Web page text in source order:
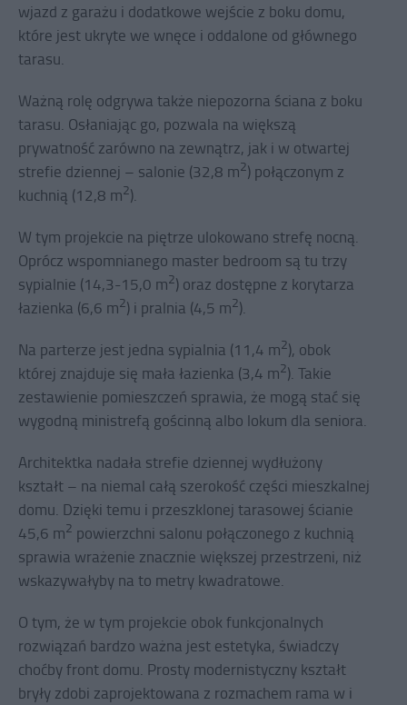
wjazd z garażu i dodatkowe wejście z boku domu,
które jest ukryte we wnęce i oddalone od głównego
tarasu.
Ważną rolę odgrywa także niepozorna ściana z boku
tarasu. Osłaniając go, pozwala na większą
prywatność zarówno na zewnątrz, jak i w otwartej
strefie dziennej – salonie (32,8 m2) połączonym z
kuchnią (12,8 m2).
W tym projekcie na piętrze ulokowano strefę nocną.
Oprócz wspomnianego master bedroom są tu trzy
sypialnie (14,3-15,0 m2) oraz dostępne z korytarza
łazienka (6,6 m2) i pralnia (4,5 m2).
Na parterze jest jedna sypialnia (11,4 m2), obok
której znajduje się mała łazienka (3,4 m2). Takie
zestawienie pomieszczeń sprawia, że mogą stać się
wygodną ministrefą gościnną albo lokum dla seniora.
Architektka nadała strefie dziennej wydłużony
kształt – na niemal całą szerokość części mieszkalnej
domu. Dzięki temu i przeszklonej tarasowej ścianie
45,6 m2 powierzchni salonu połączonego z kuchnią
sprawia wrażenie znacznie większej przestrzeni, niż
wskazywałyby na to metry kwadratowe.
O tym, że w tym projekcie obok funkcjonalnych
rozwiązań bardzo ważna jest estetyka, świadczy
choćby front domu. Prosty modernistyczny kształt
bryły zdobi zaprojektowana z rozmachem rama w i